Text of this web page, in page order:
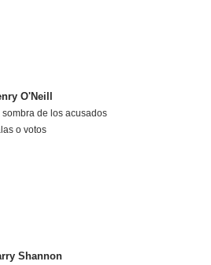
O'Neill
sombra de los acusados
o votos
Shannon